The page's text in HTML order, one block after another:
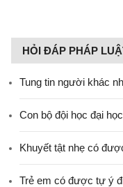
HỎI ĐÁP PHÁP
Tung tin người khác
Con bộ đội học đại
Khuyết tật nhẹ có
Trẻ em có được tự ý